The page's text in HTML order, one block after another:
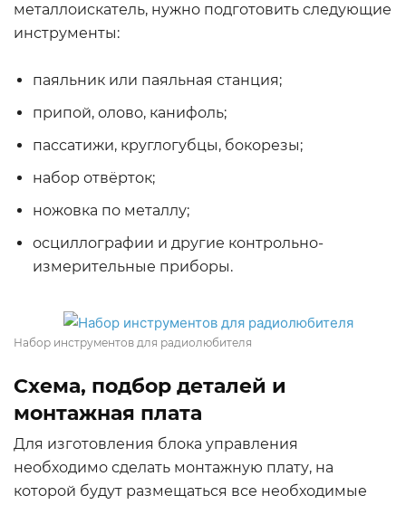
металлоискатель, нужно подготовить следующие
инструменты:
паяльник или паяльная станция;
припой, олово, канифоль;
пассатижи, круглогубцы, бокорезы;
набор отвёрток;
ножовка по металлу;
осциллографии и другие контрольно-
измерительные приборы.
Набор инструментов для радиолюбителя
Схема, подбор деталей и
монтажная плата
Для изготовления блока управления
необходимо сделать монтажную плату, на
которой будут размещаться все необходимые